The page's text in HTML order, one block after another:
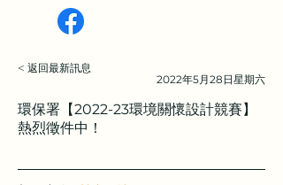
< 返回最新訊息
2022年5月28日星期六
環保署【2022-23環境關懷設計競賽】
熱烈徵件中！‎